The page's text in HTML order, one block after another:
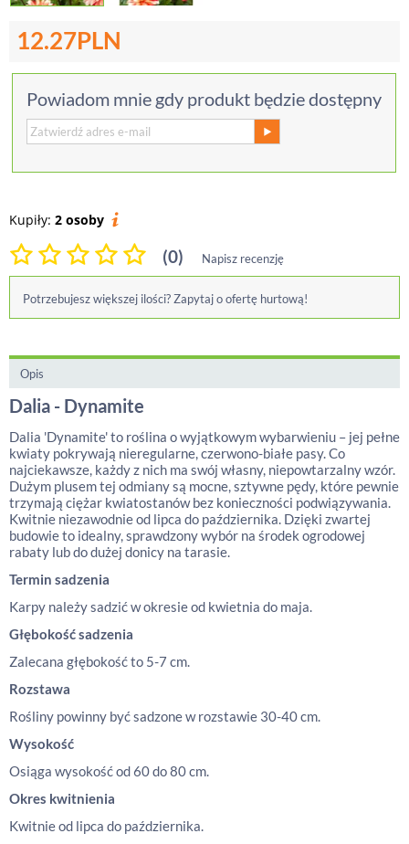
12.27PLN
Powiadom mnie gdy produkt będzie dostępny
Kupiły: 2 osoby
(0) Napisz recenzję
Potrzebujesz większej ilości? Zapytaj o ofertę hurtową!
Opis
Dalia - Dynamite
Dalia 'Dynamite' to roślina o wyjątkowym wybarwieniu – jej pełne
kwiaty pokrywają nieregularne, czerwono-białe pasy. Co
najciekawsze, każdy z nich ma swój własny, niepowtarzalny wzór.
Dużym plusem tej odmiany są mocne, sztywne pędy, które pewnie
trzymają ciężar kwiatostanów bez konieczności podwiązywania.
Kwitnie niezawodnie od lipca do października. Dzięki zwartej
budowie to idealny, sprawdzony wybór na środek ogrodowej
rabaty lub do dużej donicy na tarasie.
Termin sadzenia
Karpy należy sadzić w okresie od kwietnia do maja.
Głębokość sadzenia
Zalecana głębokość to 5-7 cm.
Rozstawa
Rośliny powinny być sadzone w rozstawie 30-40 cm.
Wysokość
Osiąga wysokość od 60 do 80 cm.
Okres kwitnienia
Kwitnie od lipca do października.